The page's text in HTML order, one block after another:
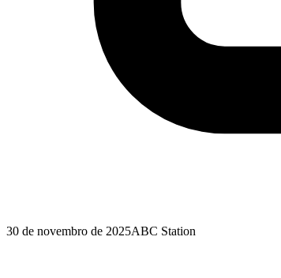
30 de novembro de 2025ABC Station